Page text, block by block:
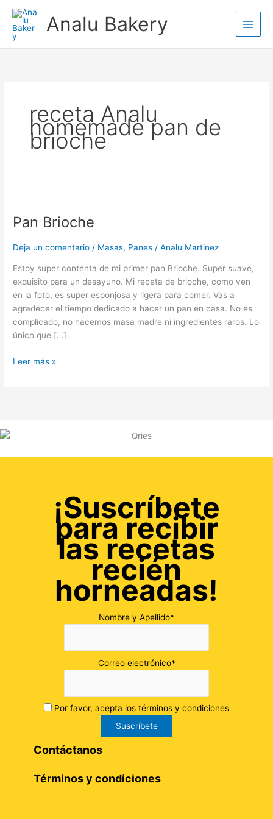
contenido
Analu Bakery
receta Analu
homemade pan de
brioche
Pan Brioche
Deja un comentario / Masas, Panes /Analu Martinez
Estoy super contenta de mi primer pan Brioche. Super suave,
exquisito para un desayuno. Mi receta de brioche, como ven
en la foto, es super esponjosa y ligera para comer. Vas a
agradecer el tiempo dedicado a hacer un pan en casa. No es
complicado, no hacemos masa madre ni ingredientes raros. Lo
único que […]
Leer más »
¡Suscríbete
para recibir
las recetas
recién
horneadas!
Nombre y Apellido*
Correo electrónico*
Por favor, acepta los términos y condiciones
Contáctanos
Términos y condiciones